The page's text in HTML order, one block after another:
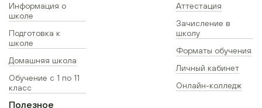
Информация о
школе
Подготовка к
школе
Домашняя школа
Обучение с 1 по 11
класс
Аттестация
Зачисление в
школу
Форматы обучения
Личный кабинет
Онлайн-колледж
Полезное